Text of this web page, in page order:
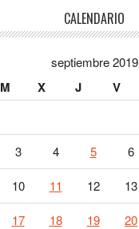
CALENDARIO
septiembre 2019
M X J V
3 4 5 6
10 11 12 13
17 18 19 20